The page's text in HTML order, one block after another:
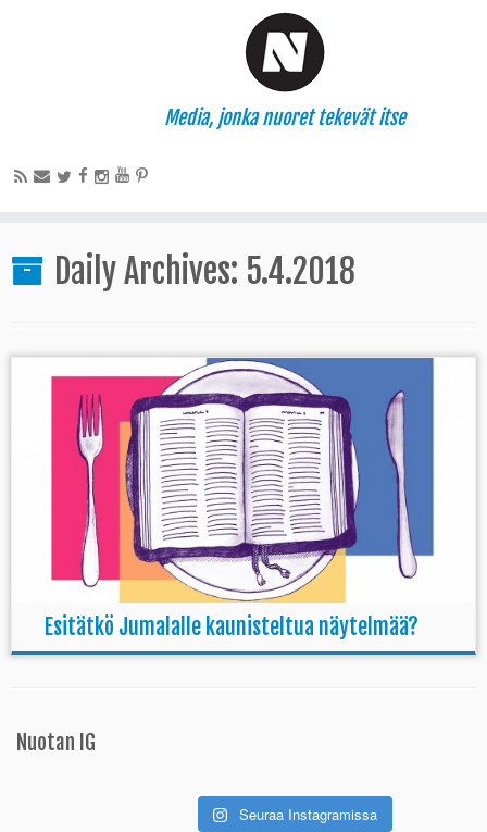
Media, jonka nuoret tekevät itse
Daily Archives: 5.4.2018
Esitätkö Jumalalle kaunisteltua näytelmää?
Nuotan IG
Seuraa Instagramissa